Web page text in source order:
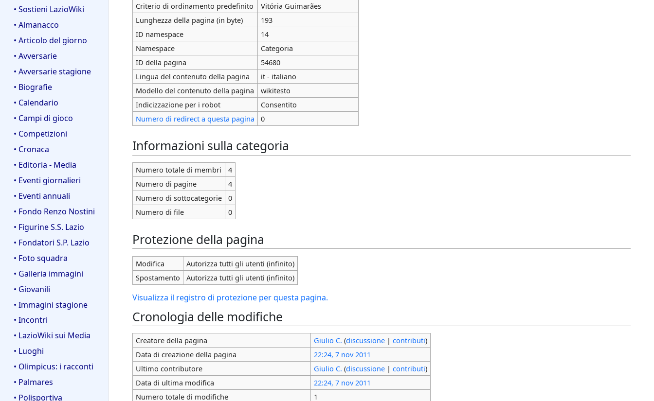
• Sostieni LazioWiki
• Almanacco
• Articolo del giorno
• Avversarie
• Avversarie stagione
• Biografie
• Calendario
• Campi di gioco
• Competizioni
• Cronaca
• Editoria - Media
• Eventi giornalieri
• Eventi annuali
• Fondo Renzo Nostini
• Figurine S.S. Lazio
• Fondatori S.P. Lazio
• Foto squadra
• Galleria immagini
• Giovanili
• Immagini stagione
• Incontri
• LazioWiki sui Media
• Luoghi
• Olimpicus: i racconti
• Palmares
• Polisportiva
Criterio di ordinamento predefinito
Vitória Guimarães
Lunghezza della pagina (in byte)
193
ID namespace
14
Namespace
Categoria
ID della pagina
54680
Lingua del contenuto della pagina
it - italiano
Modello del contenuto della pagina
wikitesto
Indicizzazione per i robot
Consentito
Numero di redirect a questa pagina
0
Informazioni sulla categoria
Numero totale di membri
4
Numero di pagine
4
Numero di sottocategorie
0
Numero di file
0
Protezione della pagina
Modifica
Autorizza tutti gli utenti (infinito)
Spostamento
Autorizza tutti gli utenti (infinito)
Visualizza il registro di protezione per questa pagina.
Cronologia delle modifiche
Creatore della pagina Giulio C. (discussione| contributi)
Data di creazione della pagina
22:24, 7 nov 2011
Ultimo contributore
Giulio C. (discussione| contributi)
Data di ultima modifica
22:24, 7 nov 2011
Numero totale di modifiche
1